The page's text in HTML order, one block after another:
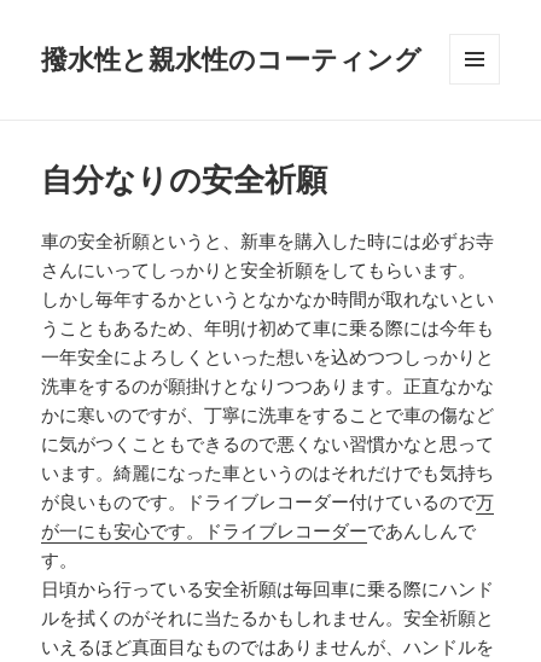
撥水性と親水性のコーティング
自分なりの安全祈願
車の安全祈願というと、新車を購入した時には必ずお寺
さんにいってしっかりと安全祈願をしてもらいます。
しかし毎年するかというとなかなか時間が取れないとい
うこともあるため、年明け初めて車に乗る際には今年も
一年安全によろしくといった想いを込めつつしっかりと
洗車をするのが願掛けとなりつつあります。正直なかな
かに寒いのですが、丁寧に洗車をすることで車の傷など
に気がつくこともできるので悪くない習慣かなと思って
います。綺麗になった車というのはそれだけでも気持ち
が良いものです。ドライブレコーダー付けているので万
が一にも安心です。ドライブレコーダーであんしんで
す。
日頃から行っている安全祈願は毎回車に乗る際にハンド
ルを拭くのがそれに当たるかもしれません。安全祈願と
いえるほど真面目なものではありませんが、ハンドルを